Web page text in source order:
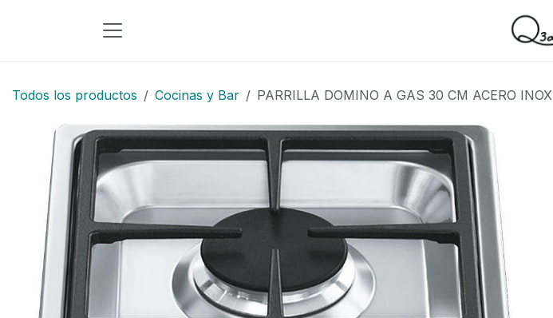
Todos los productos Cocinas y Bar PARRILLA DOMINO A GAS 30 CM ACERO INOX